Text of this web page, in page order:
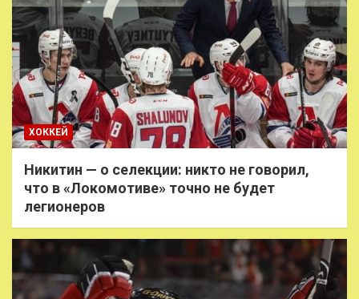
ХОККЕЙ
Никитин — о селекции: никто не говорил,
что в «Локомотиве» точно не будет
легионеров